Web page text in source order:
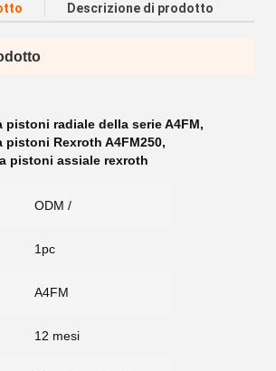
Descrizione di prodotto
pistoni radiale della serie A4FM,
pistoni Rexroth A4FM250,
pistoni assiale rexroth
ODM /
1pc
A4FM
12 mesi